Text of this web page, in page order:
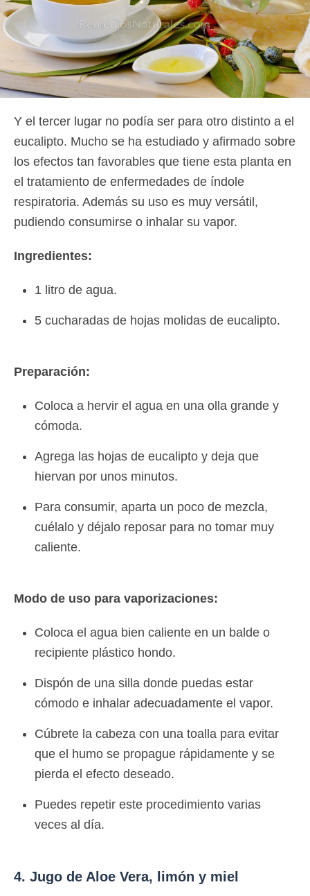
Y el tercer lugar no podía ser para otro distinto a el
eucalipto. Mucho se ha estudiado y afirmado sobre
los efectos tan favorables que tiene esta planta en
el tratamiento de enfermedades de índole
respiratoria. Además su uso es muy versátil,
pudiendo consumirse o inhalar su vapor.
Ingredientes:
1 litro de agua.
5 cucharadas de hojas molidas de eucalipto.
Preparación:
Coloca a hervir el agua en una olla grande y
cómoda.
Agrega las hojas de eucalipto y deja que
hiervan por unos minutos.
Para consumir, aparta un poco de mezcla,
cuélalo y déjalo reposar para no tomar muy
caliente.
Modo de uso para vaporizaciones:
Coloca el agua bien caliente en un balde o
recipiente plástico hondo.
Dispón de una silla donde puedas estar
cómodo e inhalar adecuadamente el vapor.
Cúbrete la cabeza con una toalla para evitar
que el humo se propague rápidamente y se
pierda el efecto deseado.
Puedes repetir este procedimiento varias
veces al día.
4. Jugo de Aloe Vera, limón y miel